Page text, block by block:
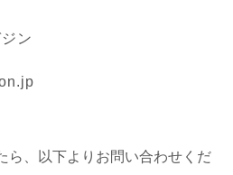
ン
ら、以下よりお問い合わせくだ